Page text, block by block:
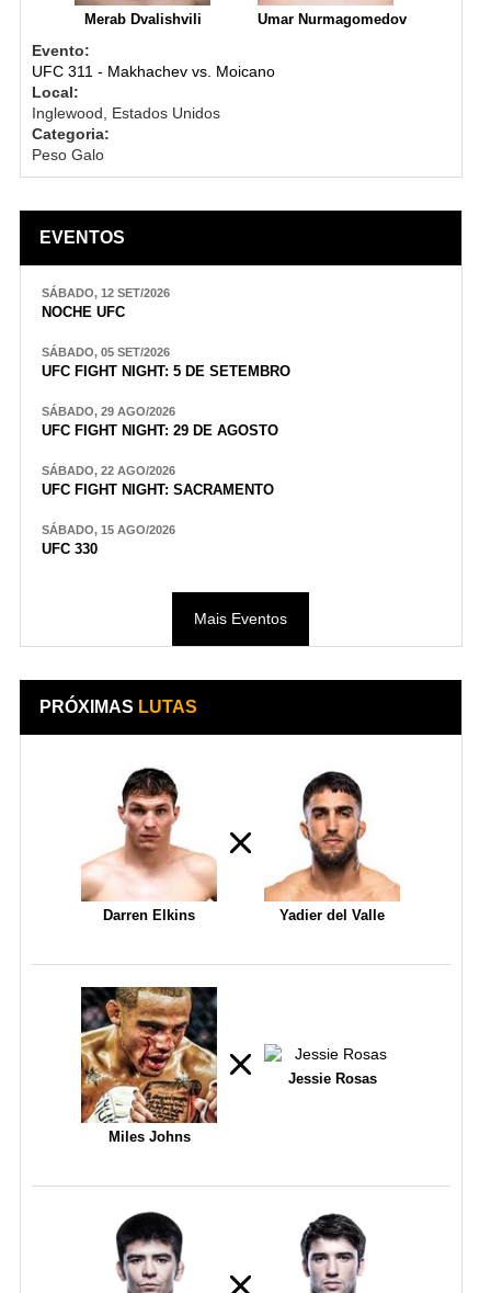
Merab Dvalishvili Umar Nurmagomedov
Evento:
UFC 311 - Makhachev vs. Moicano
Local:
Inglewood, Estados Unidos
Categoria:
Peso Galo
EVENTOS
SÁBADO, 12 SET/2026
NOCHE UFC
SÁBADO, 05 SET/2026
UFC FIGHT NIGHT: 5 DE SETEMBRO
SÁBADO, 29 AGO/2026
UFC FIGHT NIGHT: 29 DE AGOSTO
SÁBADO, 22 AGO/2026
UFC FIGHT NIGHT: SACRAMENTO
SÁBADO, 15 AGO/2026
UFC 330
Mais Eventos
PRÓXIMAS LUTAS
Darren Elkins Yadier del Valle
Miles Johns
Jessie Rosas